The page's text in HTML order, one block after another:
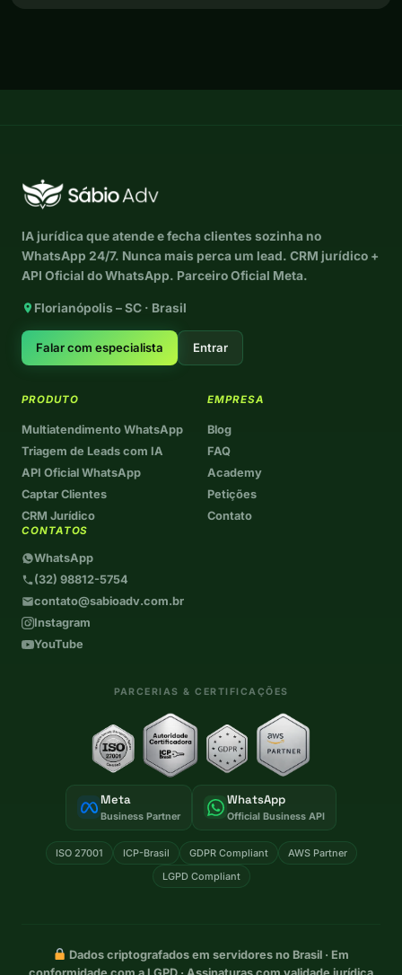
IA jurídica que atende e fecha clientes sozinha no
WhatsApp 24/7. Nunca mais perca um lead. CRM jurídico +
API Oficial do WhatsApp. Parceiro Oficial Meta.
Florianópolis – SC · Brasil
Falar com especialista Entrar
PARCERIAS & CERTIFICAÇÕES
Meta
Business Partner
WhatsApp
Official Business API
ISO 27001 ICP-Brasil GDPR Compliant
AWS Partner
LGPD Compliant
PRODUTO
Multiatendimento WhatsApp
Triagem de Leads com IA
API Oficial WhatsApp
Captar Clientes
CRM Jurídico
EMPRESA
Blog
FAQ
Academy
Petições
Contato
CONTATOS
WhatsApp
(32) 98812-5754
contato@sabioadv.com.br
Instagram
YouTube
Dados criptografados em servidores no Brasil · Em